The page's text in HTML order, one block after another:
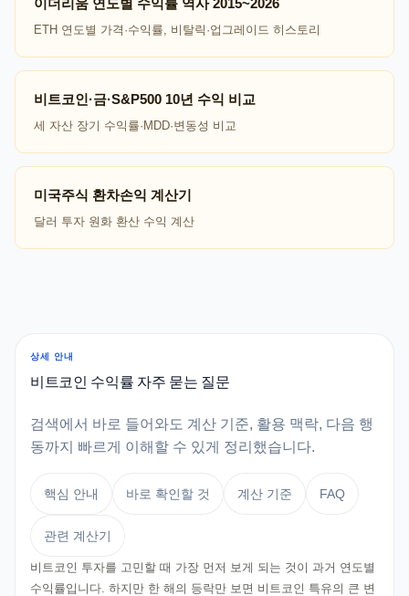
이더리움 연도별 수익률 역사 2015~2026
ETH 연도별 가격·수익률, 비탈릭·업그레이드 히스토리
비트코인·금·S&P500 10년 수익 비교
세 자산 장기 수익률·MDD·변동성 비교
미국주식 환차손익 계산기
달러 투자 원화 환산 수익 계산
상세 안내
비트코인 수익률 자주 묻는 질문
검색에서 바로 들어와도 계산 기준, 활용 맥락, 다음 행
동까지 빠르게 이해할 수 있게 정리했습니다.
핵심 안내 바로 확인할 것 계산 기준 FAQ
관련 계산기
비트코인 투자를 고민할 때 가장 먼저 보게 되는 것이 과거 연도별
수익률입니다. 하지만 한 해의 등락만 보면 비트코인 특유의 큰 변